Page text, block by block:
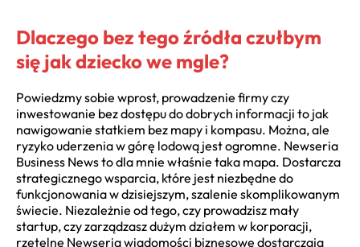
Dlaczego bez tego źródła czułbym
się jak dziecko we mgle?
Powiedzmy sobie wprost, prowadzenie firmy czy
inwestowanie bez dostępu do dobrych informacji to jak
nawigowanie statkiem bez mapy i kompasu. Można, ale
ryzyko uderzenia w górę lodową jest ogromne. Newseria
Business News to dla mnie właśnie taka mapa. Dostarcza
strategicznego wsparcia, które jest niezbędne do
funkcjonowania w dzisiejszym, szalenie skomplikowanym
świecie. Niezależnie od tego, czy prowadzisz mały
startup, czy zarządzasz dużym działem w korporacji,
rzetelne Newseria wiadomości biznesowe dostarczają